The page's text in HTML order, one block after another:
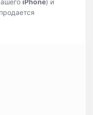
iPhone) и